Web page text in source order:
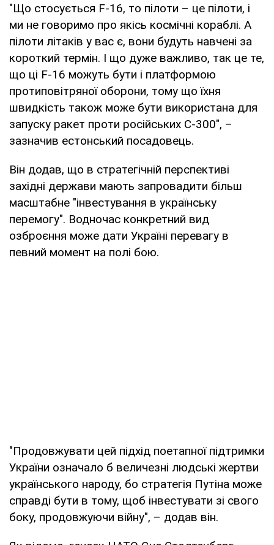
"Що стосується F-16, то пілоти – це пілоти, і
ми не говоримо про якісь космічні кораблі. А
пілоти літаків у вас є, вони будуть навчені за
короткий термін. І що дуже важливо, так це те,
що ці F-16 можуть бути і платформою
протиповітряної оборони, тому що їхня
швидкість також може бути використана для
запуску ракет проти російських С-300", –
зазначив естонський посадовець.
Він додав, що в стратегічній перспективі
західні держави мають запровадити більш
масштабне "інвестування в українську
перемогу". Водночас конкретний вид
озброєння може дати Україні перевагу в
певний момент на полі бою.
"Продовжувати цей підхід поетапної підтримки
України означало б величезні людські жертви
українського народу, бо стратегія Путіна може
справді бути в тому, щоб інвестувати зі свого
боку, продовжуючи війну", – додав він.